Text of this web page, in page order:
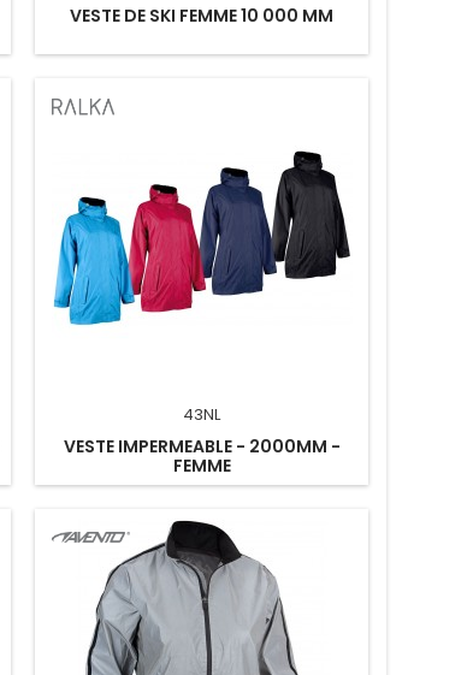
VESTE DE SKI FEMME 10 000 MM
43NL
VESTE IMPERMEABLE - 2000MM -
FEMME